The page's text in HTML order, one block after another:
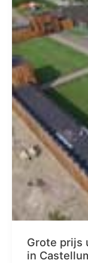
Grote prijs
in